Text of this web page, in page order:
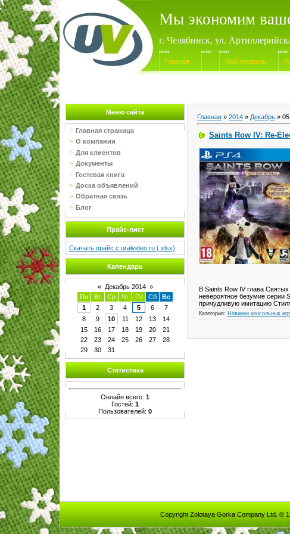
Мы экономим
г. Челябинск, ул.
Главная Мой профиль
Меню сайта
Главная страница
О компании
Для клиентов
Документы
Гостевая книга
Доска объявлений
Обратная связь
Блог
Прайс-лист
Скачать прайс с uralvideo.ru (.xlsx)
Календарь
« Декабрь 2014 »
Пн
Вт Ср Чт Пт Сб
Вс
1
2 3 4 5 6
7
8
9 10 11 12 13
14
15
16 17 18 19 20
21
22
23 24 25 26 27
28
29
30 31
Статистика
Онлайн всего: 1
Гостей: 1
Пользователей: 0
Главная » 2014 » Декабрь » 05
Saints Row IV: Re-
В Saints Row IV глава
невероятное безумие серии
причудливую имитацию
Категория: Новинки консольных игр
Copyright Zolotaya Gorka Company Ltd. ©